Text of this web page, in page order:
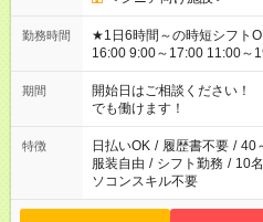
勤務時間
★1日6時間～の時短シフトOK ★スタート時間選べます！
16:00 9:00～17:00 11:00～19:00 な
場合、他のお仕事と合わせ
ん ※法令に基づき、週20時
となります ※労働者派遣法
短時間・短期間の就業はご
期間
開始日はご相談ください
でも働けます！
特徴 日払いOK / 履歴書不要 / 40
服装自由 / シフト勤務 / 10
ソコンスキル不要